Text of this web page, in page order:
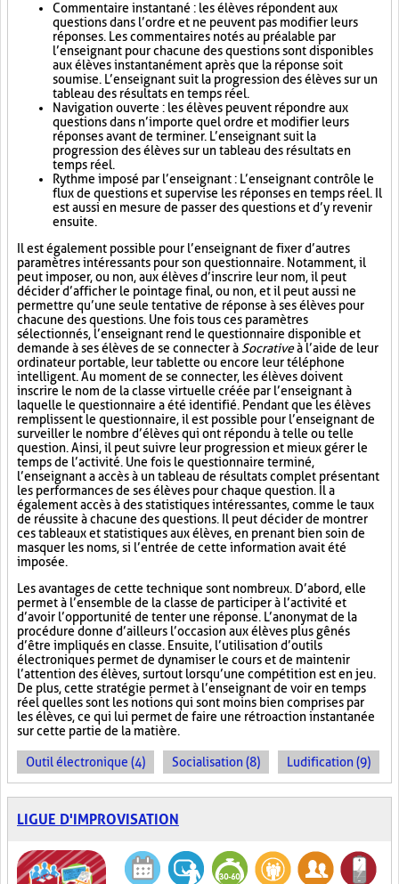
Commentaire instantané : les élèves répondent aux
questions dans l’ordre et ne peuvent pas modifier leurs
réponses. Les commentaires notés au préalable par
l’enseignant pour chacune des questions sont disponibles
aux élèves instantanément après que la réponse soit
soumise. L’enseignant suit la progression des élèves sur un
tableau des résultats en temps réel.
Navigation ouverte : les élèves peuvent répondre aux
questions dans n’importe quel ordre et modifier leurs
réponses avant de terminer. L’enseignant suit la
progression des élèves sur un tableau des résultats en
temps réel.
Rythme imposé par l’enseignant : L’enseignant contrôle le
flux de questions et supervise les réponses en temps réel. Il
est aussi en mesure de passer des questions et d’y revenir
ensuite.
Il est également possible pour l’enseignant de fixer d’autres
paramètres intéressants pour son questionnaire. Notamment, il
peut imposer, ou non, aux élèves d’inscrire leur nom, il peut
décider d’afficher le pointage final, ou non, et il peut aussi ne
permettre qu’une seule tentative de réponse à ses élèves pour
chacune des questions. Une fois tous ces paramètres
sélectionnés, l’enseignant rend le questionnaire disponible et
demande à ses élèves de se connecter à Socrativeà l’aide de leur
ordinateur portable, leur tablette ou encore leur téléphone
intelligent. Au moment de se connecter, les élèves doivent
inscrire le nom de la classe virtuelle créée par l’enseignant à
laquelle le questionnaire a été identifié. Pendant que les élèves
remplissent le questionnaire, il est possible pour l’enseignant de
surveiller le nombre d’élèves qui ont répondu à telle ou telle
question. Ainsi, il peut suivre leur progression et mieux gérer le
temps de l’activité. Une fois le questionnaire terminé,
l’enseignant a accès à un tableau de résultats complet présentant
les performances de ses élèves pour chaque question. Il a
également accès à des statistiques intéressantes, comme le taux
de réussite à chacune des questions. Il peut décider de montrer
ces tableaux et statistiques aux élèves, en prenant bien soin de
masquer les noms, si l’entrée de cette information avait été
imposée.
Les avantages de cette technique sont nombreux. D’abord, elle
permet à l’ensemble de la classe de participer à l’activité et
d’avoir l’opportunité de tenter une réponse. L’anonymat de la
procédure donne d’ailleurs l’occasion aux élèves plus gênés
d’être impliqués en classe. Ensuite, l’utilisation d’outils
électroniques permet de dynamiser le cours et de maintenir
l’attention des élèves, surtout lorsqu’une compétition est en jeu.
De plus, cette stratégie permet à l’enseignant de voir en temps
réel quelles sont les notions qui sont moins bien comprises par
les élèves, ce qui lui permet de faire une rétroaction instantanée
sur cette partie de la matière.
Outil électronique (4) Socialisation (8) Ludification (9)
LIGUE D'IMPROVISATION